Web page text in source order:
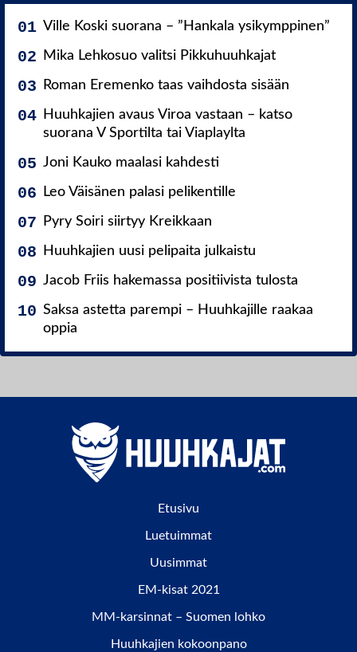
Ville Koski suorana – ”Hankala ysikymppinen”
Mika Lehkosuo valitsi Pikkuhuuhkajat
Roman Eremenko taas vaihdosta sisään
Huuhkajien avaus Viroa vastaan – katso
suorana V Sportilta tai Viaplaylta
Joni Kauko maalasi kahdesti
Leo Väisänen palasi pelikentille
Pyry Soiri siirtyy Kreikkaan
Huuhkajien uusi pelipaita julkaistu
Jacob Friis hakemassa positiivista tulosta
Saksa astetta parempi – Huuhkajille raakaa
oppia
Etusivu
Luetuimmat
Uusimmat
EM-kisat 2021
MM-karsinnat – Suomen lohko
Huuhkajien kokoonpano